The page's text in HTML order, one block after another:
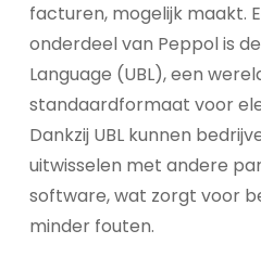
facturen, mogelijk maakt.
onderdeel van Peppol is
Language (UBL), een
standaardformaat voor
Dankzij UBL kunnen
uitwisselen met andere
software, wat zorgt voor
minder fouten.